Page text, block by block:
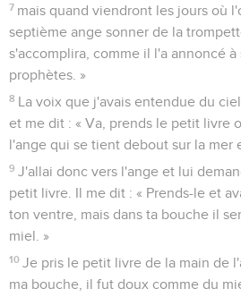
7 mais quand viendront les jours où
septième ange sonner de la
s'accomplira, comme il l'a annoncé à
prophètes. »
8 La voix que j'avais entendue du
et me dit : « Va, prends le petit livre
l'ange qui se tient debout sur la mer
9 J'allai donc vers l'ange et lui
petit livre. Il me dit : « Prends-le et
ton ventre, mais dans ta bouche il
miel. »
10 Je pris le petit livre de la main de
ma bouche, il fut doux comme du